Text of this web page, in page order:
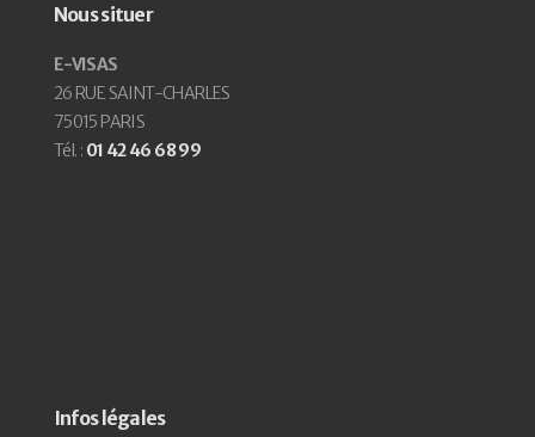
Nous situer
E-VISAS
26 RUE SAINT-CHARLES
75015 PARIS
Tél. : 01 42 46 68 99
Infos légales